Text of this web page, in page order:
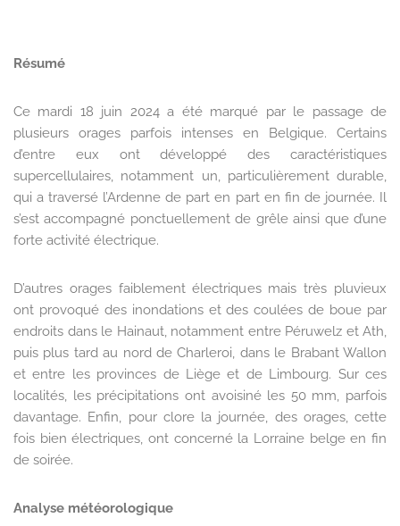
Résumé
Ce mardi 18 juin 2024 a été marqué par le passage de
plusieurs orages parfois intenses en Belgique. Certains
d’entre eux ont développé des caractéristiques
supercellulaires, notamment un, particulièrement durable,
qui a traversé l’Ardenne de part en part en fin de journée. Il
s’est accompagné ponctuellement de grêle ainsi que d’une
forte activité électrique.
D’autres orages faiblement électriques mais très pluvieux
ont provoqué des inondations et des coulées de boue par
endroits dans le Hainaut, notamment entre Péruwelz et Ath,
puis plus tard au nord de Charleroi, dans le Brabant Wallon
et entre les provinces de Liège et de Limbourg. Sur ces
localités, les précipitations ont avoisiné les 50 mm, parfois
davantage. Enfin, pour clore la journée, des orages, cette
fois bien électriques, ont concerné la Lorraine belge en fin
de soirée.
Analyse météorologique